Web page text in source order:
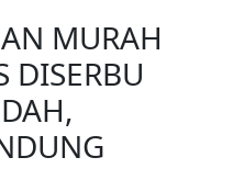
MURAH
DISERBU